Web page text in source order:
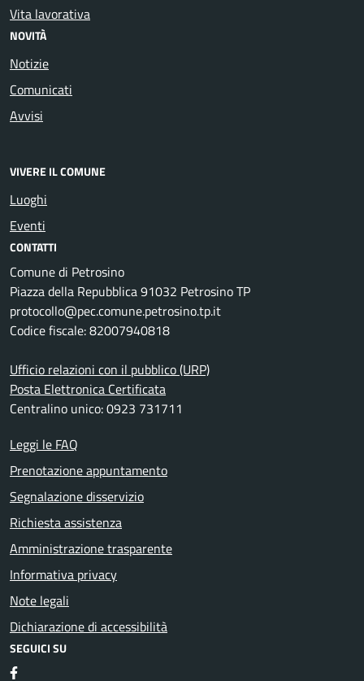
Vita lavorativa
NOVITÀ
Notizie
Comunicati
Avvisi
VIVERE IL COMUNE
Luoghi
Eventi
CONTATTI
Comune di Petrosino
Piazza della Repubblica 91032 Petrosino TP
protocollo@pec.comune.petrosino.tp.it
Codice fiscale: 82007940818
Ufficio relazioni con il pubblico (URP)
Posta Elettronica Certificata
Centralino unico: 0923 731711
Leggi le FAQ
Prenotazione appuntamento
Segnalazione disservizio
Richiesta assistenza
Amministrazione trasparente
Informativa privacy
Note legali
Dichiarazione di accessibilità
SEGUICI SU
Facebook